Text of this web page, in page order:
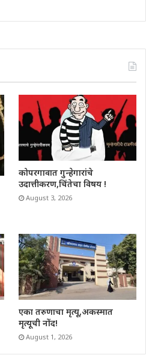
कोपरगावात गुन्हेगारांचे
उदात्तीकरण,चिंतेचा विषय !
August 3, 2026
एका तरुणाचा मृत्यू,अकस्मात
मृत्यूची नोंद!
August 1, 2026